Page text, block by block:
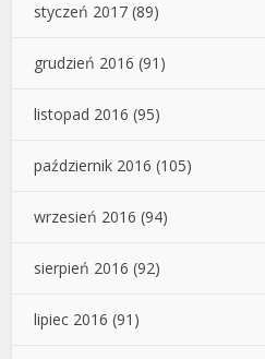
styczeń 2017 (89)
grudzień 2016 (91)
listopad 2016 (95)
październik 2016 (105)
wrzesień 2016 (94)
sierpień 2016 (92)
lipiec 2016 (91)